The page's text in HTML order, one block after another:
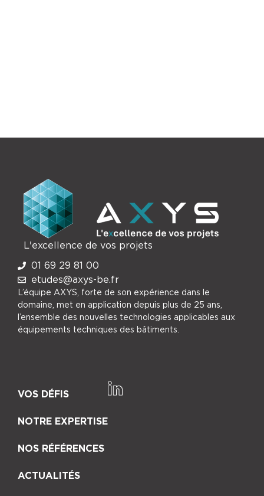
L'excellence de vos projets
01 69 29 81 00
etudes@axys-be.fr
L’équipe AXYS, forte de son expérience dans le
domaine, met en application depuis plus de 25 ans,
l’ensemble des nouvelles technologies applicables aux
équipements techniques des bâtiments.
VOS DÉFIS
NOTRE EXPERTISE
NOS RÉFÉRENCES
ACTUALITÉS